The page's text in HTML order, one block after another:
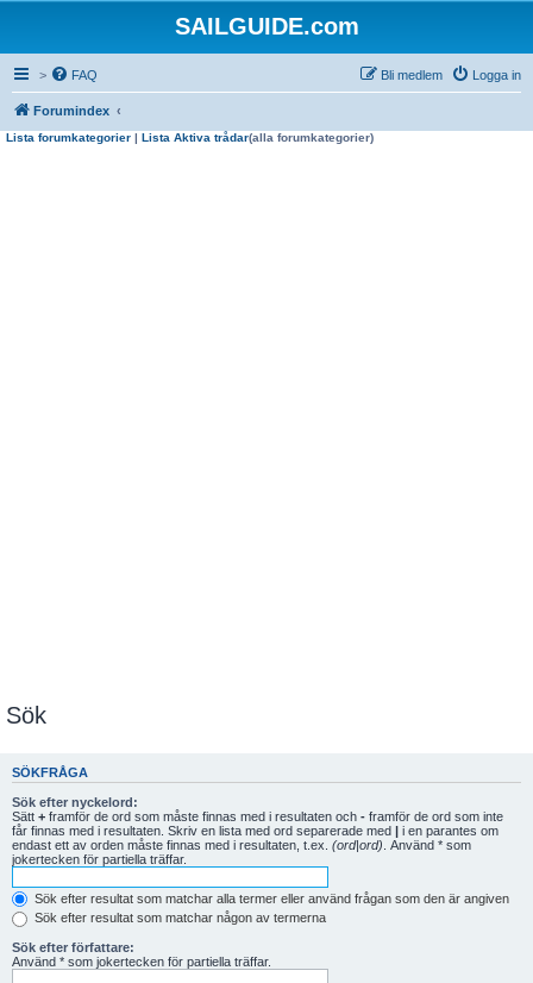
SAILGUIDE.com
> FAQ Logga in
Bli medlem
Forumindex
Lista forumkategorier | Lista Aktiva trådar(alla forumkategorier)
Sök
SÖKFRÅGA
Sök efter nyckelord:
Sätt + framför de ord som måste finnas med i resultaten och - framför de ord som inte
får finnas med i resultaten. Skriv en lista med ord separerade med | i en parantes om
endast ett av orden måste finnas med i resultaten, t.ex. (ord|ord) . Använd * som
jokertecken för partiella träffar.
Sök efter resultat som matchar alla termer eller använd frågan som den är angiven
Sök efter resultat som matchar någon av termerna
Sök efter författare:
Använd * som jokertecken för partiella träffar.